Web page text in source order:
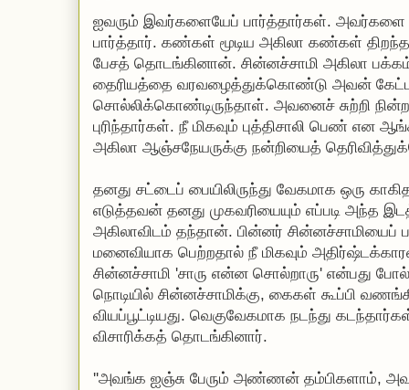
ஐவரும் இவர்களையேப் பார்த்தார்கள். அவர்களை
பார்த்தார். கண்கள் மூடிய அகிலா கண்கள்
பேசத் தொடங்கினான். சின்னச்சாமி அகிலா பக்கம்
தைரியத்தை வரவழைத்துக்கொண்டு அவன் கேட்ட
சொல்லிக்கொண்டிருந்தாள். அவனைச் சுற்றி
புரிந்தார்கள். நீ மிகவும் புத்திசாலி பெண் என
அகிலா ஆஞ்சநேயருக்கு நன்றியைத்
தனது சட்டைப் பையிலிருந்து வேகமாக ஒரு
எடுத்தவன் தனது முகவரியையும் எப்படி அந்த
அகிலாவிடம் தந்தான். பின்னர்
மனைவியாக பெற்றதால் நீ மிகவும்
சின்னச்சாமி 'சாரு என்ன சொல்றாரு' என்பது
நொடியில் சின்னச்சாமிக்கு, கைகள் கூப்பி
வியப்பூட்டியது. வெகுவேகமாக நடந்து
விசாரிக்கத் தொடங்கினார்.
''அவங்க ஐஞ்சு பேரும் அண்ணன் தம்பிகளாம்,